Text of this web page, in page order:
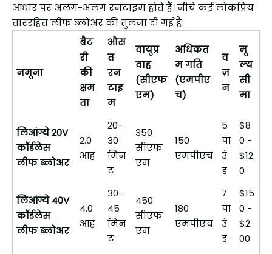
आधार पर अलग-अलग रनटाइम होते हैं। नीचे कई लोकप्रिय
ताररहित लीफ ब्लोअर की तुलना दी गई है:
नमूना
बैट
री
की
क्षम
ता
औस
त
रन
टाइ
म
वायुप्र
वाह
(सीएफ
एम)
अधिकत
म गति
(एमपीए
च)
व
ज़
न
मू
ल्य
सी
मा
लिआंग्ये 20V
कॉर्डलेस
लीफ ब्लोअर
2.0
आह
20-
30
मिन
ट
350
सीएफ
एम
150
एमपीएच
5
पा
उं
ड
$8
0 -
$12
0
लिआंग्ये 40V
कॉर्डलेस
लीफ ब्लोअर
4.0
आह
30-
45
मिन
ट
450
सीएफ
एम
180
एमपीएच
7
पा
उं
ड
$15
0 -
$2
00